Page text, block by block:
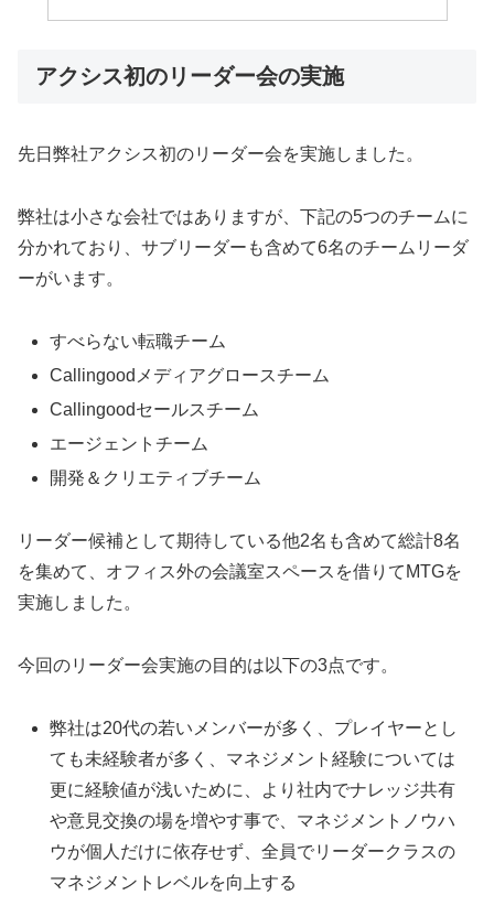
アクシス初のリーダー会の実施
先日弊社アクシス初のリーダー会を実施しました。
弊社は小さな会社ではありますが、下記の5つのチームに
分かれており、サブリーダーも含めて6名のチームリーダ
ーがいます。
すべらない転職チーム
Callingoodメディアグロースチーム
Callingoodセールスチーム
エージェントチーム
開発＆クリエティブチーム
リーダー候補として期待している他2名も含めて総計8名
を集めて、オフィス外の会議室スペースを借りてMTGを
実施しました。
今回のリーダー会実施の目的は以下の3点です。
弊社は20代の若いメンバーが多く、プレイヤーとし
ても未経験者が多く、マネジメント経験については
更に経験値が浅いために、より社内でナレッジ共有
や意見交換の場を増やす事で、マネジメントノウハ
ウが個人だけに依存せず、全員でリーダークラスの
マネジメントレベルを向上する